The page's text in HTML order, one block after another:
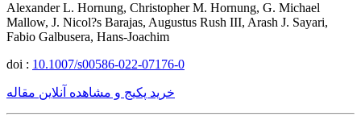
Alexander L. Hornung, Christopher M. Hornung, G. Michael
Mallow, J. Nicol?s Barajas, Augustus Rush III, Arash J. Sayari,
Fabio Galbusera, Hans-Joachim
doi : 10.1007/s00586-022-07176-0
خرید پکیج و مشاهده آنلاین مقاله